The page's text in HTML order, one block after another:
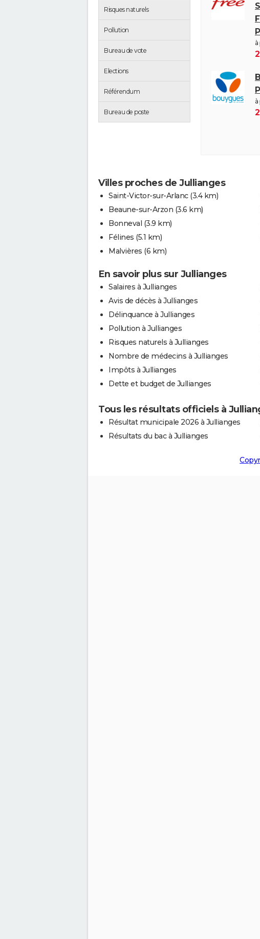
Risques naturels
Pollution
Bureau de vote
Elections
Référendum
Bureau de poste
à
à
Villes proches de Jullianges
Saint-Victor-sur-Arlanc (3.4 km)
Beaune-sur-Arzon (3.6 km)
Bonneval (3.9 km)
Félines (5.1 km)
Malvières (6 km)
En savoir plus sur Jullianges
Salaires à Jullianges
Avis de décès à Jullianges
Délinquance à Jullianges
Pollution à Jullianges
Risques naturels à Jullianges
Nombre de médecins à Jullianges
Impôts à Jullianges
Dette et budget de Jullianges
Tous les résultats officiels à
Résultat municipale 2026 à Jullianges
Résultats du bac à Jullianges